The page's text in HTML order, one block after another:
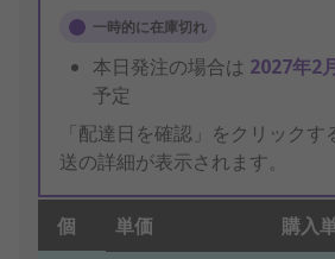
一時的に在庫切れ
本日発注の場合は 2027年2
予定
「配達日を確認」をクリック
送の詳細が表示されます。
個 単価 購入